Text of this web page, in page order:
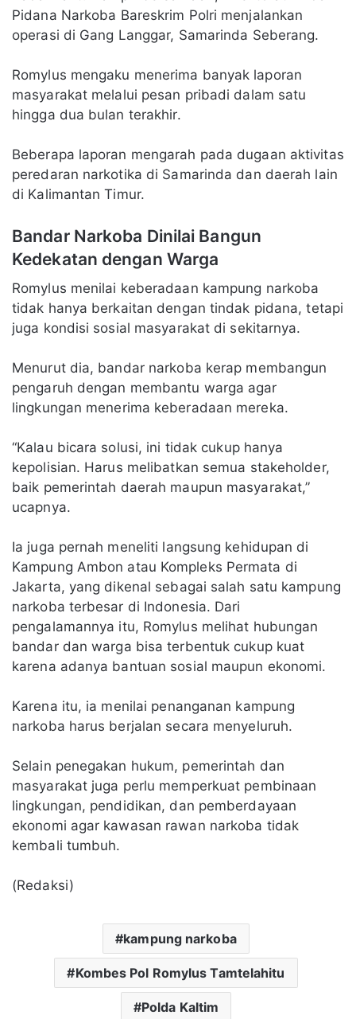
Pidana Narkoba Bareskrim Polri menjalankan
operasi di Gang Langgar, Samarinda Seberang.
Romylus mengaku menerima banyak laporan
masyarakat melalui pesan pribadi dalam satu
hingga dua bulan terakhir.
Beberapa laporan mengarah pada dugaan aktivitas
peredaran narkotika di Samarinda dan daerah lain
di Kalimantan Timur.
Bandar Narkoba Dinilai Bangun
Kedekatan dengan Warga
Romylus menilai keberadaan kampung narkoba
tidak hanya berkaitan dengan tindak pidana, tetapi
juga kondisi sosial masyarakat di sekitarnya.
Menurut dia, bandar narkoba kerap membangun
pengaruh dengan membantu warga agar
lingkungan menerima keberadaan mereka.
“Kalau bicara solusi, ini tidak cukup hanya
kepolisian. Harus melibatkan semua stakeholder,
baik pemerintah daerah maupun masyarakat,”
ucapnya.
Ia juga pernah meneliti langsung kehidupan di
Kampung Ambon atau Kompleks Permata di
Jakarta, yang dikenal sebagai salah satu kampung
narkoba terbesar di Indonesia. Dari
pengalamannya itu, Romylus melihat hubungan
bandar dan warga bisa terbentuk cukup kuat
karena adanya bantuan sosial maupun ekonomi.
Karena itu, ia menilai penanganan kampung
narkoba harus berjalan secara menyeluruh.
Selain penegakan hukum, pemerintah dan
masyarakat juga perlu memperkuat pembinaan
lingkungan, pendidikan, dan pemberdayaan
ekonomi agar kawasan rawan narkoba tidak
kembali tumbuh.
(Redaksi)
kampung narkoba
Kombes Pol Romylus Tamtelahitu
Polda Kaltim